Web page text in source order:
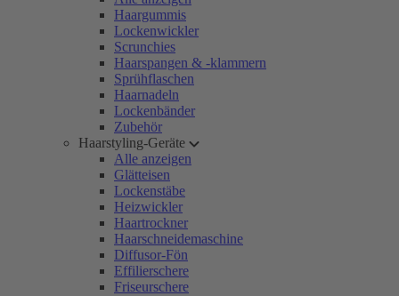
Haargummis
Lockenwickler
Scrunchies
Haarspangen & -klammern
Sprühflaschen
Haarnadeln
Lockenbänder
Zubehör
Haarstyling-Geräte
Alle anzeigen
Glätteisen
Lockenstäbe
Heizwickler
Haartrockner
Haarschneidemaschine
Diffusor-Fön
Effilierschere
Friseurschere